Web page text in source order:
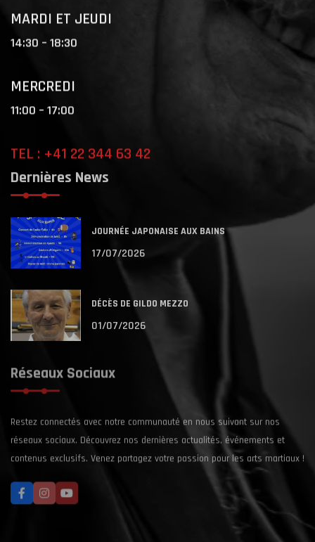
MARDI ET JEUDI
14:30 – 18:30
MERCREDI
11:00 – 17:00
TEL : +41 22 344 63 42
Dernières News
JOURNÉE JAPONAISE AUX BAINS
17/07/2026
DÉCÈS DE GILDO MEZZO
01/07/2026
Réseaux Sociaux
Restez connectés avec notre communauté en nous suivant sur nos
réseaux sociaux. Découvrez nos dernières actualités, événements et
contenus exclusifs. Venez partagez votre passion pour les arts martiaux !